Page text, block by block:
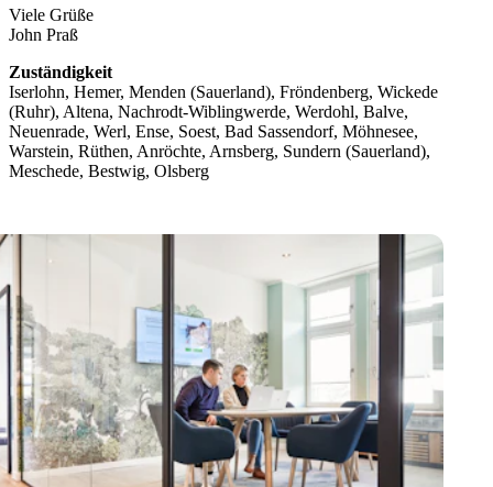
Viele Grüße
John Praß
Zuständigkeit
Iserlohn, Hemer, Menden (Sauerland), Fröndenberg, Wickede
(Ruhr), Altena, Nachrodt-Wiblingwerde, Werdohl, Balve,
Neuenrade, Werl, Ense, Soest, Bad Sassendorf, Möhnesee,
Warstein, Rüthen, Anröchte, Arnsberg, Sundern (Sauerland),
Meschede, Bestwig, Olsberg